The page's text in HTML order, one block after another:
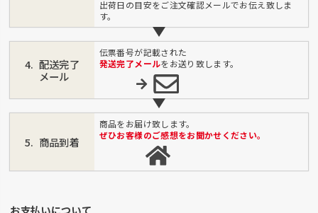
出荷日の目安をご注文確認メールでお伝え致しま
す。
配送完了
メール
伝票番号が記載された
発送完了メールをお送り致します。
商品到着
商品をお届け致します。
ぜひお客様のご感想をお聞かせください。
お支払いについて